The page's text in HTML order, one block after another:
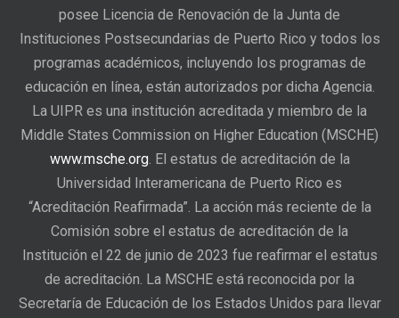
posee Licencia de Renovación de la Junta de
Instituciones Postsecundarias de Puerto Rico y todos los
programas académicos, incluyendo los programas de
educación en línea, están autorizados por dicha Agencia.
La UIPR es una institución acreditada y miembro de la
Middle States Commission on Higher Education (MSCHE)
www.msche.org. El estatus de acreditación de la
Universidad Interamericana de Puerto Rico es
“Acreditación Reafirmada”. La acción más reciente de la
Comisión sobre el estatus de acreditación de la
Institución el 22 de junio de 2023 fue reafirmar el estatus
de acreditación. La MSCHE está reconocida por la
Secretaría de Educación de los Estados Unidos para llevar